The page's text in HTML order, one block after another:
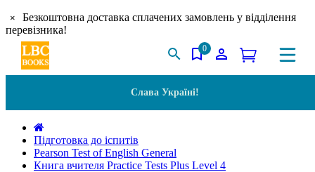
×
Безкоштовна доставка сплачених замовлень у відділення
перевізника!
0
Слава Україні!
Підготовка до іспитів
Pearson Test of English General
Книга вчителя Practice Tests Plus Level 4